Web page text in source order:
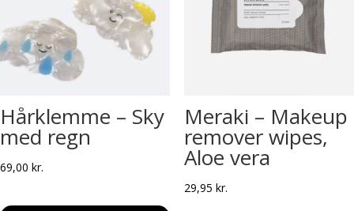
Hårklemme – Sky
med regn
69,00 kr.
Meraki – Makeup
remover wipes,
Aloe vera
29,95 kr.